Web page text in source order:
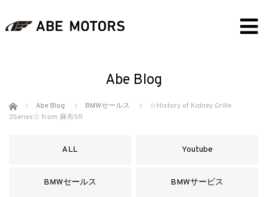
Abe Blog
ホーム Abe Blog BMWセールス
☆History of Kidney Grille
3Series☆ from 麻布SR
ALL Youtube
BMWセールス BMWサービス